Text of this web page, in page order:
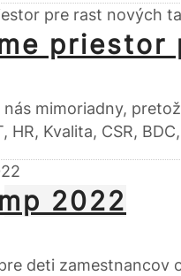
nás mimoriadny,
HR, Kvalita, CSR,
2022
deti zamestnancov